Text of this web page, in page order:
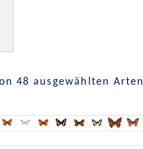
48 ausgewählten Arten